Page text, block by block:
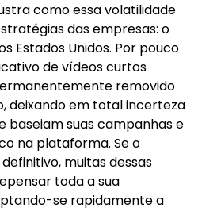
como essa volatilidade
das empresas: o
Estados Unidos. Por pouco
de vídeos curtos
removido
deixando em total incerteza
baseiam suas campanhas e
na plataforma. Se o
muitas dessas
toda a sua
se rapidamente a